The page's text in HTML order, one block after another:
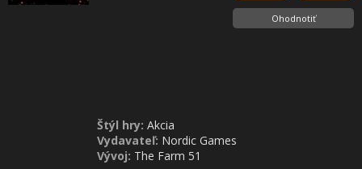
Ohodnotiť
Štýl hry: Akcia
Vydavateľ: Nordic Games
Vývoj: The Farm 51